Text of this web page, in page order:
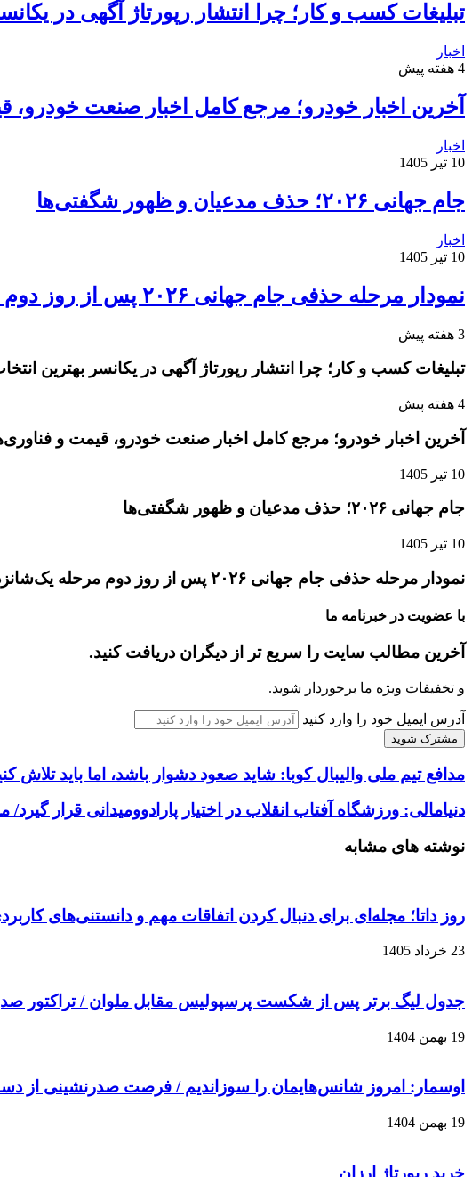
تبلیغات کسب و کار؛ چرا انتشار رپورتاژ آگهی در
اخبار
4 هفته پیش
آخرین اخبار خودرو؛ مرجع کامل اخبار صنعت خودرو،
اخبار
10 تیر 1405
جام جهانی ۲۰۲۶؛ حذف مدعیان و ظهور شگفتی‌ها
اخبار
10 تیر 1405
نمودار مرحله حذفی جام جهانی ۲۰۲۶ پس از روز دوم مرحله یک‌شانزدهم نهایی
3 هفته پیش
تبلیغات کسب و کار؛ چرا انتشار رپورتاژ آگهی در یکانسر بهترین
4 هفته پیش
آخرین اخبار خودرو؛ مرجع کامل اخبار صنعت خودرو، قیمت و
10 تیر 1405
جام جهانی ۲۰۲۶؛ حذف مدعیان و ظهور شگفتی‌ها
10 تیر 1405
نمودار مرحله حذفی جام جهانی ۲۰۲۶ پس از روز دوم مرحله یک‌شانزدهم نهایی
با عضویت در خبرنامه ما
آخرین مطالب سایت را سریع تر از دیگران دریافت کنید.
و تخفیفات ویژه ما برخوردار شوید.
آدرس ایمیل خود را وارد کنید
مدافع تیم ملی والیبال کوبا: شاید صعود دشوار باشد، اما باید تلاش
دنیامالی: ورزشگاه آفتاب انقلاب در اختیار پارادوومیدانی قرار
نوشته های مشابه
روز داتا؛ مجله‌ای برای دنبال کردن اتفاقات مهم و دانستنی‌های
23 خرداد 1405
جدول لیگ برتر پس از شکست پرسپولیس مقابل ملوان / تراکتور
19 بهمن 1404
اوسمار: امروز شانس‌هایمان را سوزاندیم / فرصت صدرنشینی از
19 بهمن 1404
خرید رپورتاژ ارزان